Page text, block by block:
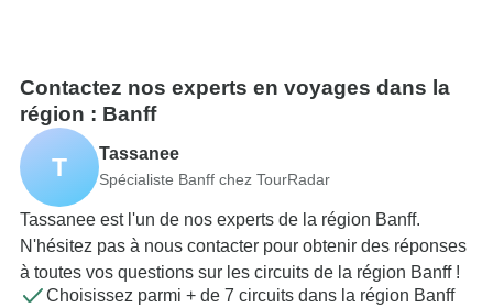
Contactez nos experts en voyages dans la
région : Banff
T Tassanee
Spécialiste Banff chez TourRadar
Tassanee est l'un de nos experts de la région Banff.
N'hésitez pas à nous contacter pour obtenir des réponses
à toutes vos questions sur les circuits de la région Banff !
Choisissez parmi + de 7 circuits dans la région Banff